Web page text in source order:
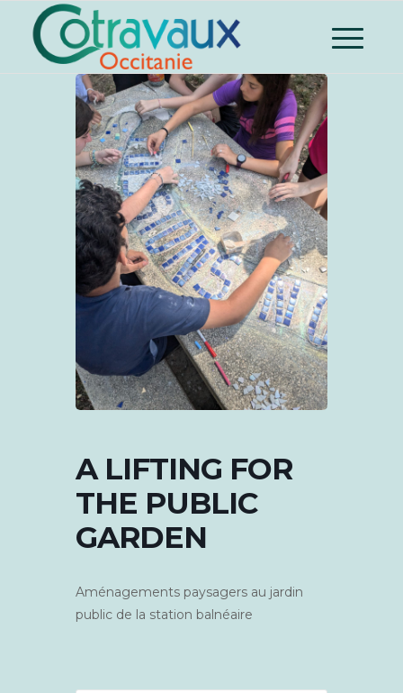
A LIFTING FOR
THE PUBLIC
GARDEN
Aménagements paysagers au jardin
public de la station balnéaire